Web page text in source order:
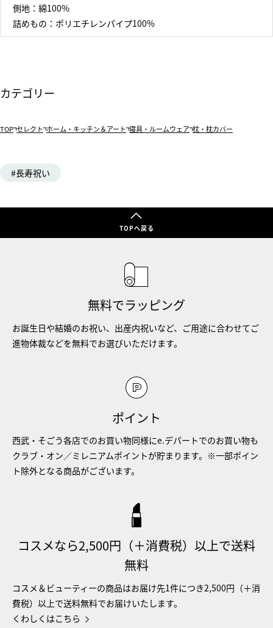
側地：綿100%
詰めもの：ポリエチレンパイプ100%
カテゴリー
TOP セレクト ホーム・キッチン＆アート 寝具・ルームウェア 枕・枕カバー
長寿祝い
TOPへ戻る
無料でラッピング
お誕生日や結婚のお祝い、出産内祝いなど、ご用途に合わせてご
進物体裁などを無料でお選びいただけます。
ポイント
西武・そごう各店でのお買い物同様にe.デパートでのお買い物も
クラブ・オン／ミレニアムポイントが貯まります。※一部ポイン
ト除外となる商品がございます。
コスメなら2,500円（＋消費税）以上で送料
無料
コスメ＆ビューティーの商品はお届け先1件につき2,500円（＋消
費税）以上で送料無料でお届けいたします。
くわしくはこちら